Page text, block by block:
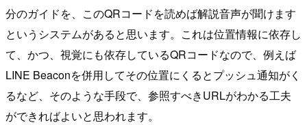
分のガイドを、このQRコードを読めば解説音声が聞けます
というシステムがあると思います。これは位置情報に依存し
て、かつ、視覚にも依存しているQRコードなので、例えば
LINE Beaconを併用してその位置にくるとプッシュ通知がく
るなど、そのような手段で、参照すべきURLがわかる工夫
ができればよいと思われます。